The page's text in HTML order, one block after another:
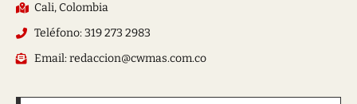
Cali, Colombia
Teléfono: 319 273 2983
Email: redaccion@cwmas.com.co